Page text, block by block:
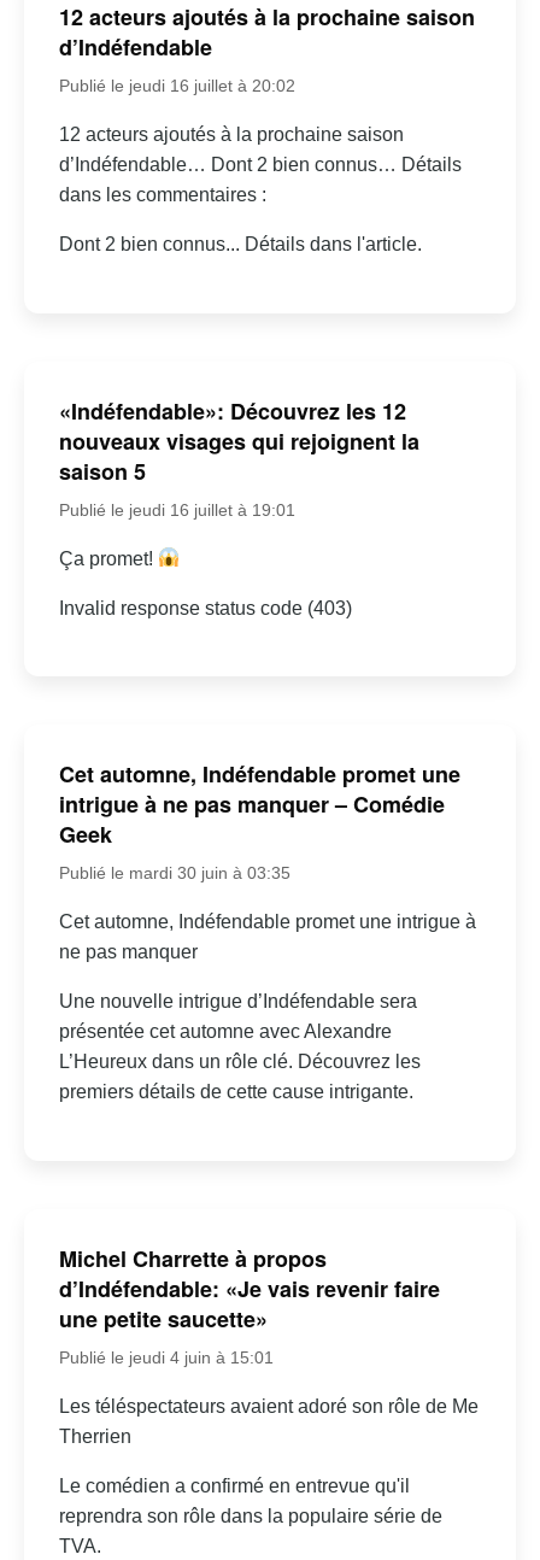
12 acteurs ajoutés à la prochaine saison
d’Indéfendable
Publié le jeudi 16 juillet à 20:02
12 acteurs ajoutés à la prochaine saison
d’Indéfendable… Dont 2 bien connus… Détails
dans les commentaires :
Dont 2 bien connus... Détails dans l'article.
«Indéfendable»: Découvrez les 12
nouveaux visages qui rejoignent la
saison 5
Publié le jeudi 16 juillet à 19:01
Ça promet!
Invalid response status code (403)
Cet automne, Indéfendable promet une
intrigue à ne pas manquer – Comédie
Geek
Publié le mardi 30 juin à 03:35
Cet automne, Indéfendable promet une intrigue à
ne pas manquer
Une nouvelle intrigue d’Indéfendable sera
présentée cet automne avec Alexandre
L’Heureux dans un rôle clé. Découvrez les
premiers détails de cette cause intrigante.
Michel Charrette à propos
d’Indéfendable: «Je vais revenir faire
une petite saucette»
Publié le jeudi 4 juin à 15:01
Les téléspectateurs avaient adoré son rôle de Me
Therrien
Le comédien a confirmé en entrevue qu'il
reprendra son rôle dans la populaire série de
TVA.